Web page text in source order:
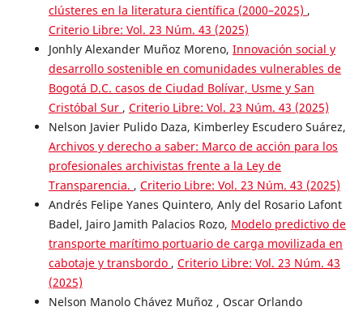
clústeres en la literatura científica (2000–2025) ,
Criterio Libre: Vol. 23 Núm. 43 (2025)
Jonhly Alexander Muñoz Moreno, Innovación social y
desarrollo sostenible en comunidades vulnerables de
Bogotá D.C. casos de Ciudad Bolívar, Usme y San
Cristóbal Sur , Criterio Libre: Vol. 23 Núm. 43 (2025)
Nelson Javier Pulido Daza, Kimberley Escudero Suárez,
Archivos y derecho a saber: Marco de acción para los
profesionales archivistas frente a la Ley de
Transparencia. , Criterio Libre: Vol. 23 Núm. 43 (2025)
Andrés Felipe Yanes Quintero, Anly del Rosario Lafont
Badel, Jairo Jamith Palacios Rozo, Modelo predictivo de
transporte marítimo portuario de carga movilizada en
cabotaje y transbordo , Criterio Libre: Vol. 23 Núm. 43
(2025)
Nelson Manolo Chávez Muñoz , Oscar Orlando